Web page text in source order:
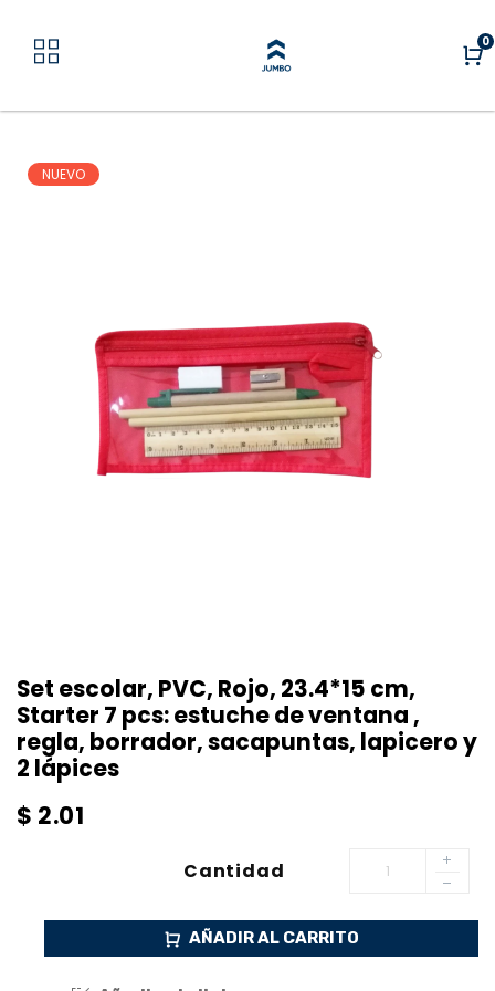
0
NUEVO
Set escolar, PVC, Rojo, 23.4*15 cm,
Starter 7 pcs: estuche de ventana ,
regla, borrador, sacapuntas, lapicero y
2 lápices
$ 2.01
Cantidad
AÑADIR AL CARRITO